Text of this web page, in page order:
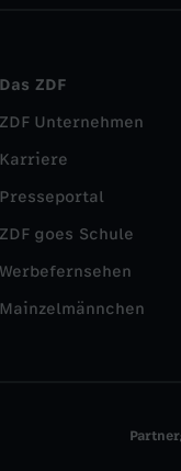
Das ZDF
ZDF Unternehmen
Karriere
Presseportal
ZDF goes Schule
Werbefernsehen
Mainzelmännchen
Partner